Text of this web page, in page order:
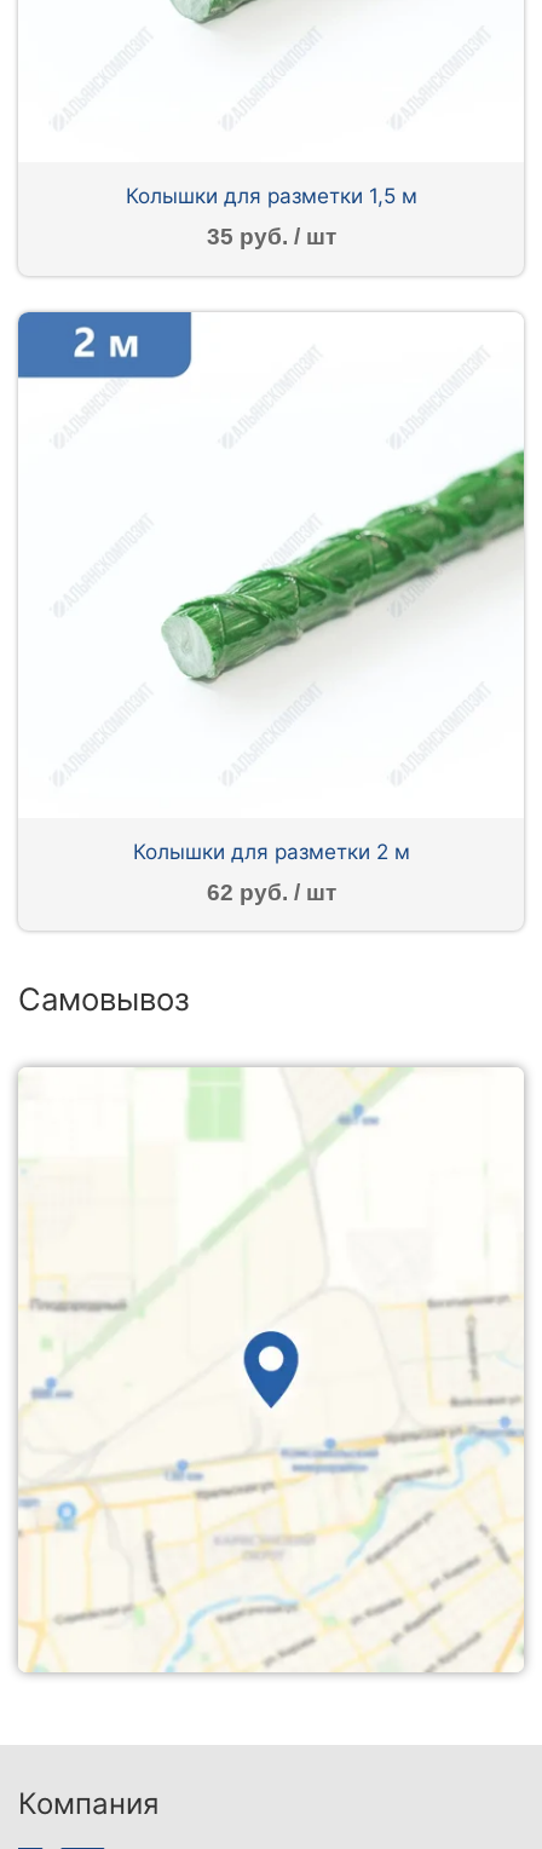
Колышки для разметки 1,5 м
35 руб. / шт
Колышки для разметки 2 м
62 руб. / шт
Самовывоз
Компания